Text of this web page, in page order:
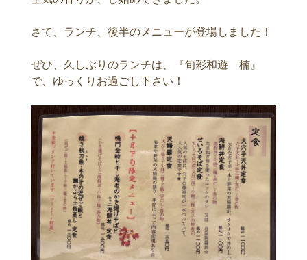
さて、ランチ、後半のメニューが登場しました！
ぜひ、久しぶりのランチは、『旬彩和遊 楠』
で、ゆっくりお過ごし下さい！